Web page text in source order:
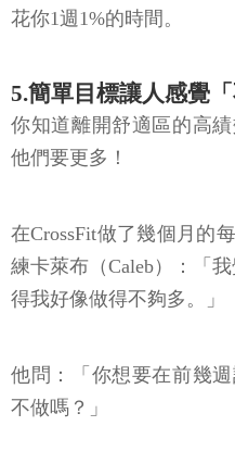
花你1週1%的時間。
5.簡單目標讓人感覺「
你知道離開舒適區的高
他們要更多！
在CrossFit做了幾個月的
練卡萊布（Caleb）：「我
得我好像做得不夠多。」
他問：「你想要在前幾
不做嗎？」